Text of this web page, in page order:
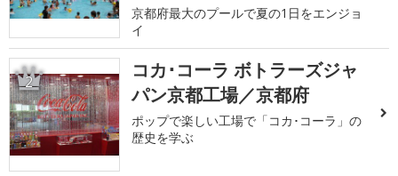
京都府最大のプールで夏の1日をエンジョ
イ
2
コカ･コーラ ボトラーズジャ
パン京都工場／京都府
ポップで楽しい工場で「コカ･コーラ」の
歴史を学ぶ